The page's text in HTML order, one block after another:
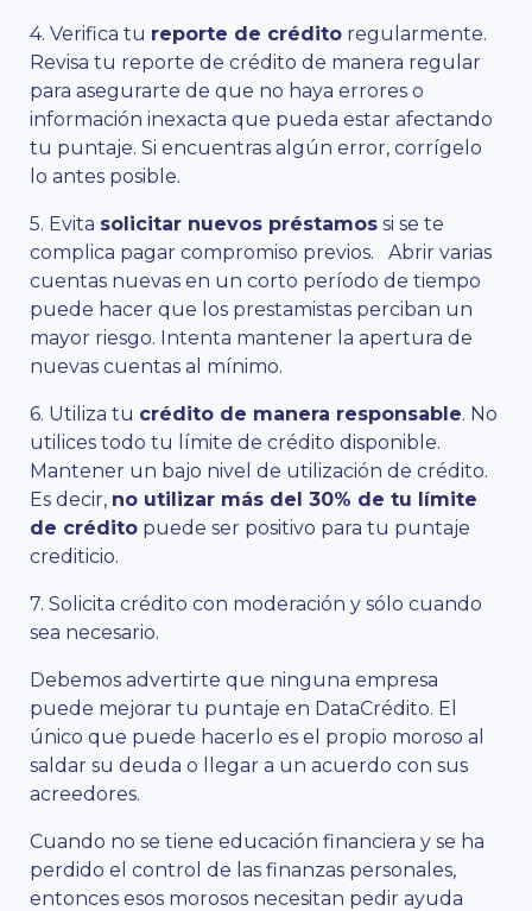
4. Verifica tu reporte de crédito regularmente.
Revisa tu reporte de crédito de manera regular
para asegurarte de que no haya errores o
información inexacta que pueda estar afectando
tu puntaje. Si encuentras algún error, corrígelo
lo antes posible.
5. Evita solicitar nuevos préstamos si se te
complica pagar compromiso previos. Abrir varias
cuentas nuevas en un corto período de tiempo
puede hacer que los prestamistas perciban un
mayor riesgo. Intenta mantener la apertura de
nuevas cuentas al mínimo.
6. Utiliza tu crédito de manera responsable. No
utilices todo tu límite de crédito disponible.
Mantener un bajo nivel de utilización de crédito.
Es decir, no utilizar más del 30% de tu límite
de crédito puede ser positivo para tu puntaje
crediticio.
7. Solicita crédito con moderación y sólo cuando
sea necesario.
Debemos advertirte que ninguna empresa
puede mejorar tu puntaje en DataCrédito. El
único que puede hacerlo es el propio moroso al
saldar su deuda o llegar a un acuerdo con sus
acreedores.
Cuando no se tiene educación financiera y se ha
perdido el control de las finanzas personales,
entonces esos morosos necesitan pedir ayuda